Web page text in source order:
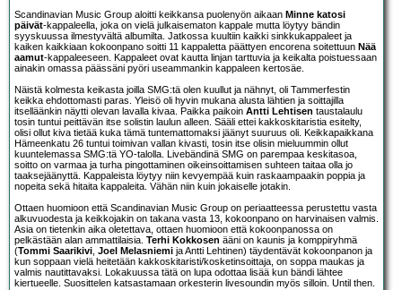
Scandinavian Music Group aloitti keikkansa puolenyön aikaan Minne katosi
päivät-kappaleella, joka on vielä julkaisematon kappale mutta löytyy bändin
syyskuussa ilmestyvältä albumilta. Jatkossa kuultiin kaikki sinkkukappaleet ja
kaiken kaikkiaan kokoonpano soitti 11 kappaletta päättyen encorena soitettuun Nää
aamut-kappaleeseen. Kappaleet ovat kautta linjan tarttuvia ja keikalta poistuessaan
ainakin omassa päässäni pyöri useammankin kappaleen kertosäe.
Näistä kolmesta keikasta joilla SMG:tä olen kuullut ja nähnyt, oli Tammerfestin
keikka ehdottomasti paras. Yleisö oli hyvin mukana alusta lähtien ja soittajilla
itselläänkin näytti olevan lavalla kivaa. Paikka paikoin Antti Lehtisen taustalaulu
tosin tuntui peittävän itse solistin laulun alleen. Sääli ettei kakkoskitaristia esitelty,
olisi ollut kiva tietää kuka tämä tuntemattomaksi jäänyt suuruus oli. Keikkapaikkana
Hämeenkatu 26 tuntui toimivan vallan kivasti, tosin itse olisin mieluummin ollut
kuuntelemassa SMG:tä YO-talolla. Livebändinä SMG on parempaa keskitasoa,
soitto on varmaa ja turha pingottaminen oikeinsoittamisen suhteen taitaa olla jo
taaksejäänyttä. Kappaleista löytyy niin kevyempää kuin raskaampaakin poppia ja
nopeita sekä hitaita kappaleita. Vähän niin kuin jokaiselle jotakin.
Ottaen huomioon että Scandinavian Music Group on periaatteessa perustettu vasta
alkuvuodesta ja keikkojakin on takana vasta 13, kokoonpano on harvinaisen valmis.
Asia on tietenkin aika oletettava, ottaen huomioon että kokoonpanossa on
pelkästään alan ammattilaisia. Terhi Kokkosen ääni on kaunis ja komppiryhmä
(Tommi Saarikivi, Joel Melasniemi ja Antti Lehtinen) täydentävät kokoonpanon ja
kun soppaan vielä heitetään kakkoskitaristi/kosketinsoittaja, on soppa maukas ja
valmis nautittavaksi. Lokakuussa tätä on lupa odottaa lisää kun bändi lähtee
kiertueelle. Suosittelen katsastamaan orkesterin livesoundin myös silloin. Until then.